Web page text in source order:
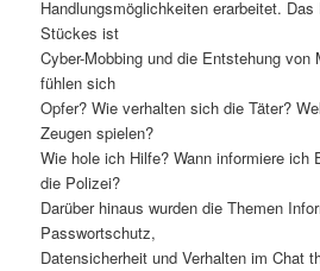
Handlungsmöglichkeiten erarbeitet.
Stückes ist
Cyber-Mobbing und die Entstehung von
fühlen sich
Opfer? Wie verhalten sich die Täter?
Zeugen spielen?
Wie hole ich Hilfe? Wann informiere ich
die Polizei?
Darüber hinaus wurden die Themen
Passwortschutz,
Datensicherheit und Verhalten im Chat